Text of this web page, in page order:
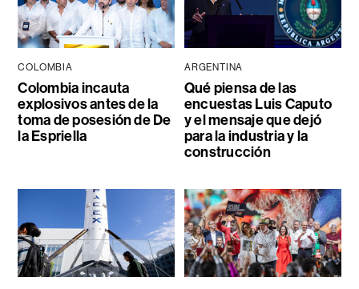
COLOMBIA
Colombia incauta
explosivos antes de la
toma de posesión de De
la Espriella
ARGENTINA
Qué piensa de las
encuestas Luis Caputo
y el mensaje que dejó
para la industria y la
construcción